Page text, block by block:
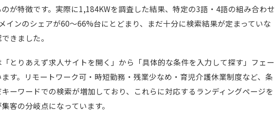
が特徴です。実際に1,184KWを調査した結果、特定の3語・4語の組み合わせ
インのシェアが60〜66%台にとどまり、まだ十分に検索結果が定まっていな
きました。
とりあえず求人サイトを開く」から「具体的な条件を入力して探す」フェー
す。リモートワーク可・時短勤務・残業少なめ・育児介護休業制度など、条
ーワードでの検索が増加しており、これらに対応するランディングページを
客の分岐点になっています。